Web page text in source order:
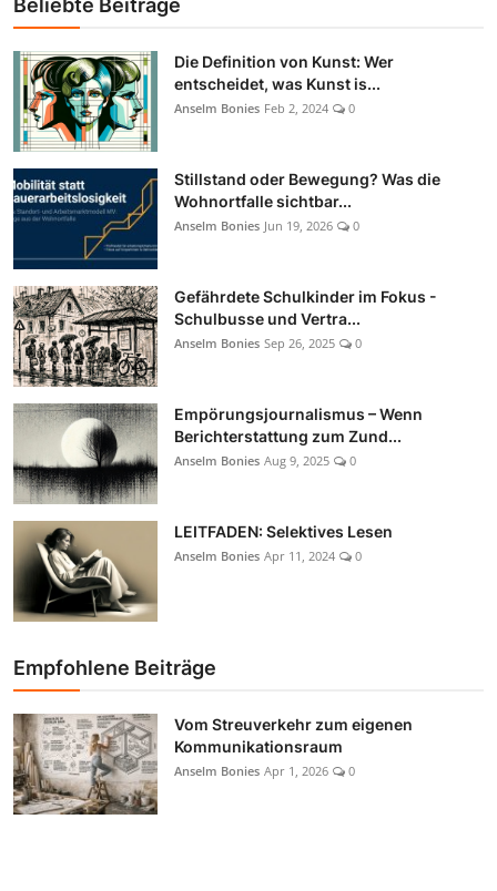
Beliebte Beiträge
Die Definition von Kunst: Wer
entscheidet, was Kunst is...
Anselm Bonies Feb 2, 2024 0
Stillstand oder Bewegung? Was die
Wohnortfalle sichtbar...
Anselm Bonies Jun 19, 2026 0
Gefährdete Schulkinder im Fokus -
Schulbusse und Vertra...
Anselm Bonies Sep 26, 2025 0
Empörungsjournalismus – Wenn
Berichterstattung zum Zund...
Anselm Bonies Aug 9, 2025 0
LEITFADEN: Selektives Lesen
Anselm Bonies Apr 11, 2024 0
Empfohlene Beiträge
Vom Streuverkehr zum eigenen
Kommunikationsraum
Anselm Bonies Apr 1, 2026 0